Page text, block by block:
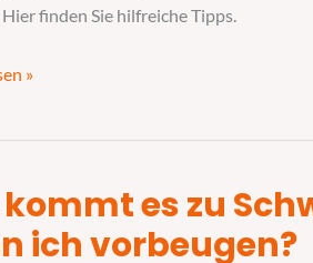
finden Sie hilfreiche Tipps.
»
kommt es zu
ich vorbeugen?